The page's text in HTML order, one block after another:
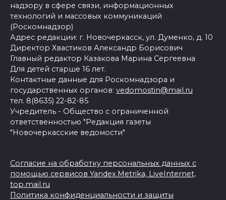
надзору в сфере связи, информационных
технологий и массовых коммуникаций
(Роскомнадзор)
Адрес редакции: г. Новочеркасск, ул. Думенко, д. 10
Директор Хвастиков Александр Борисович
Главный редактор Казакова Марина Сергеевна
Для детей старше 16 лет.
Контактные данные для Роскомнадзора и
государственных органов: vedomostin@mail.ru
тел. 8(8635) 22-82-85
Учредитель - Общество с ограниченной
ответственностью "Редакция газеты
"Новочеркасские ведомости"
Согласие на обработку персональных данных с
помощью сервисов Yandex.Metrika, LiveInternet,
top.mail.ru
Политика конфиденциальности и защиты